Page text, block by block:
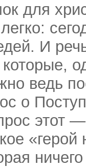
для
И
ведь
о
этот